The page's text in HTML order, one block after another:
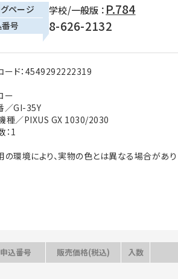
ページ 学校/一般版 ： P.784
号 8-626-2132
ード：4549292222319
ー
／GI-35Y
種／PIXUS GX 1030/2030
1
環境により、実物の色とは異なる場合があり
込番号 販売価格(税込) 入数